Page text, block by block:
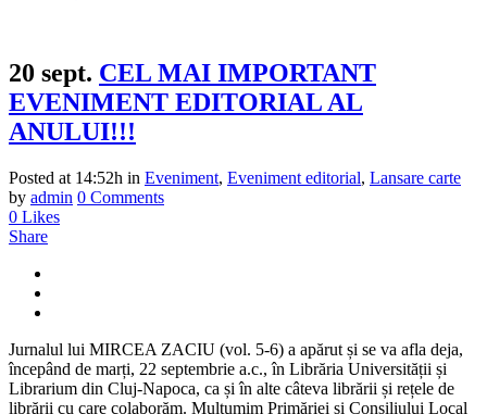
20 sept. CEL MAI IMPORTANT
EVENIMENT EDITORIAL AL
ANULUI!!!
Posted at 14:52h in Eveniment, Eveniment editorial, Lansare carte
by admin 0 Comments
0 Likes
Share
Jurnalul lui MIRCEA ZACIU (vol. 5-6) a apărut și se va afla deja,
începând de marți, 22 septembrie a.c., în Librăria Universității și
Librarium din Cluj-Napoca, ca și în alte câteva librării și rețele de
librării cu care colaborăm. Mulțumim Primăriei și Consiliului Local